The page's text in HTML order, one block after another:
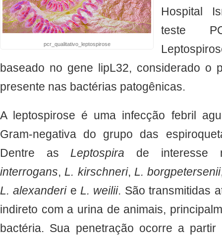
pcr_qualitativo_leptospirose
Hospital
teste
baseado no gene lipL32, considerado o
presente nas bactérias patogênicas.
A leptospirose é uma infecção febril
Gram-negativa do grupo das
Dentre as Leptospira de interesse
interrogans, L. kirschneri, L. borgpetersenii
L. alexanderie L. weilii. São transmitidas
indireto com a urina de animais,
bactéria. Sua penetração ocorre a